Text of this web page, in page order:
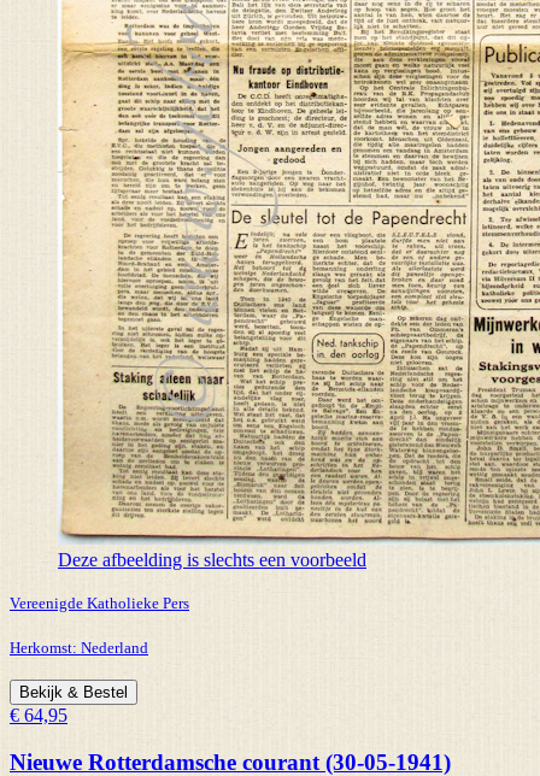
Deze afbeelding is slechts een voorbeeld
Vereenigde Katholieke Pers
Herkomst: Nederland
Bekijk & Bestel
€ 64,95
Nieuwe Rotterdamsche courant (30-05-1941)